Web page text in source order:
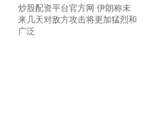
炒股配资平台官方网 伊朗称未
来几天对敌方攻击将更加猛烈和
广泛